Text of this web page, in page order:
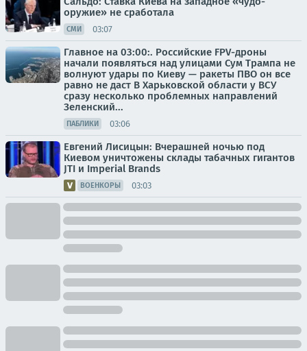
оружие» не сработала
СМИ 03:07
Главное на 03:00:. Российские FPV-дроны
начали появляться над улицами Сум Трампа не
волнуют удары по Киеву — ракеты ПВО он все
равно не даст В Харьковской области у ВСУ
сразу несколько проблемных направлений
Зеленский...
ПАБЛИКИ 03:06
Евгений Лисицын: Вчерашней ночью под
Киевом уничтожены склады табачных гигантов
JTI и Imperial Brands
ВОЕНКОРЫ 03:03